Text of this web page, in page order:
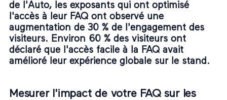
de l'Auto, les exposants qui ont optimisé
l'accès à leur FAQ ont observé une
augmentation de 30 % de l'engagement des
visiteurs. Environ 60 % des visiteurs ont
déclaré que l'accès facile à la FAQ avait
amélioré leur expérience globale sur le stand.
Mesurer l'impact de votre FAQ sur les